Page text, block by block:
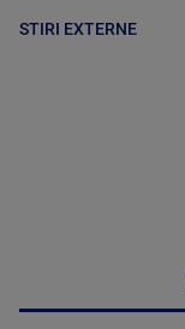
STIRI EXTERNE